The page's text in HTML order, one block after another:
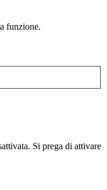
funzione.
Si prega di attivare